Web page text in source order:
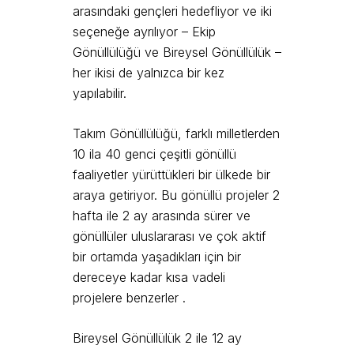
arasındaki gençleri hedefliyor ve iki
seçeneğe ayrılıyor – Ekip
Gönüllülüğü ve Bireysel Gönüllülük –
her ikisi de yalnızca bir kez
yapılabilir.
Takım Gönüllülüğü, farklı milletlerden
10 ila 40 genci çeşitli gönüllü
faaliyetler yürüttükleri bir ülkede bir
araya getiriyor. Bu gönüllü projeler 2
hafta ile 2 ay arasında sürer ve
gönüllüler uluslararası ve çok aktif
bir ortamda yaşadıkları için bir
dereceye kadar kısa vadeli
projelere benzerler .
Bireysel Gönüllülük 2 ile 12 ay